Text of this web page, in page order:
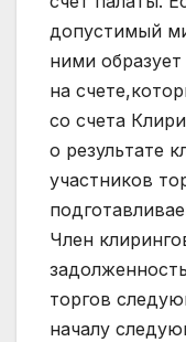
допустимый
ними
на
со счета
о результате
участников
Член
торгов
началу